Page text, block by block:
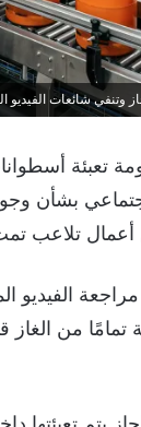
وتنفي شائعات الفيديو
تعبئة
بشأن
أعمال تلاعب
الفيديو
تمامًا من